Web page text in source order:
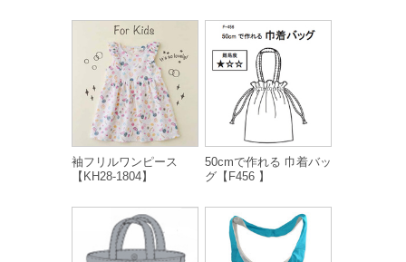
袖フリルワンピース
【KH28-1804】
50cmで作れる 巾着バッ
グ【F456 】